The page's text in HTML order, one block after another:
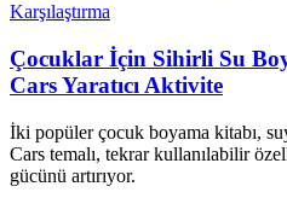
Karşılaştırma
Çocuklar İçin Sihirli Su
Cars Yaratıcı Aktivite
İki popüler çocuk boyama kitabı,
Cars temalı, tekrar kullanılabilir
gücünü artırıyor.